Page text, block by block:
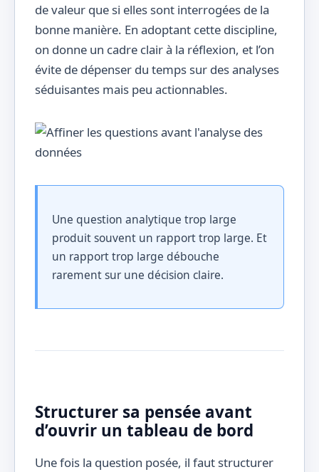
de valeur que si elles sont interrogées de la
bonne manière. En adoptant cette discipline,
on donne un cadre clair à la réflexion, et l’on
évite de dépenser du temps sur des analyses
séduisantes mais peu actionnables.
Une question analytique trop large
produit souvent un rapport trop large. Et
un rapport trop large débouche
rarement sur une décision claire.
Structurer sa pensée avant
d’ouvrir un tableau de bord
Une fois la question posée, il faut structurer